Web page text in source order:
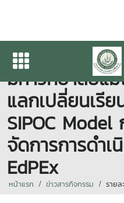
คณะสารสนเท
มหาวิทยาลัยแ
แลกเปลี่ยนเรีย
SIPOC Model
จัดการการดำ
EdPEx
หน้าแรก ข่าวสารกิจกรรม รายล